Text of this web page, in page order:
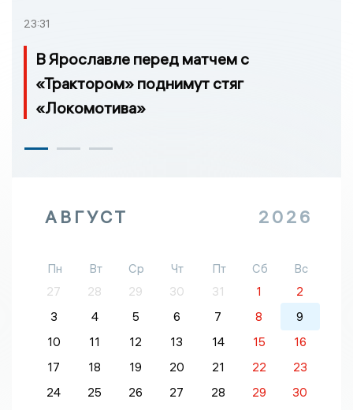
23:31
В Ярославле перед матчем с
«Трактором» поднимут стяг
«Локомотива»
АВГУСТ 2026
Пн Вт Ср Чт Пт Сб
Вс
27
28 29 30 31 1
2
3
4 5 6 7 8
9
10
11 12 13 14 15
16
17
18 19 20 21 22
23
24
25 26 27 28 29
30